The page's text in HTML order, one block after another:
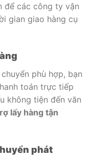
để các công ty vận
gian giao hàng cụ
phù hợp, bạn
toán trực tiếp
không tiện đến văn
lấy hàng tận
phát